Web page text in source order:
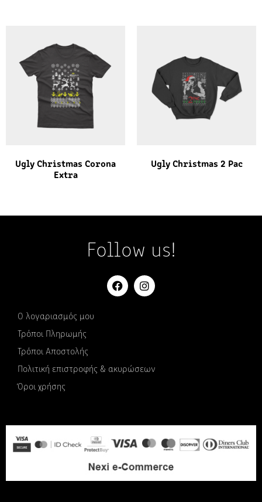
Ugly Christmas Corona
Extra
Ugly Christmas 2 Pac
Follow us!
Ο λογαριασμός μου
Τρόποι Πληρωμής
Τρόποι Αποστολής
Πολιτική επιστροφής & ακυρώσεων
Όροι χρήσης